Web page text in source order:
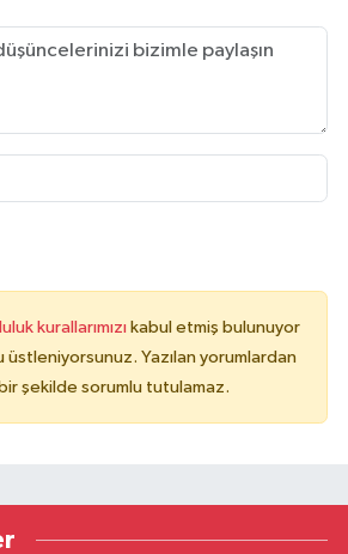
kurallarımızı kabul etmiş bulunuyor
üstleniyorsunuz. Yazılan yorumlardan
şekilde sorumlu tutulamaz.